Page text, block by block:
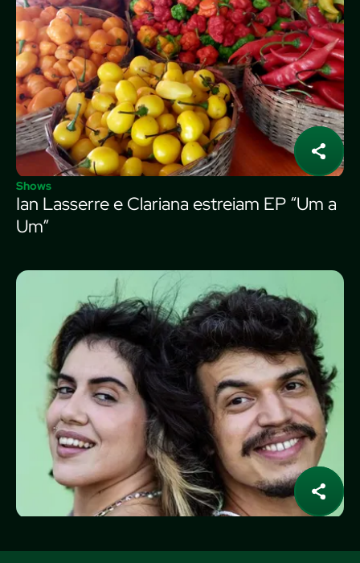
Shows
Ian Lasserre e Clariana estreiam EP “Um a
Um”